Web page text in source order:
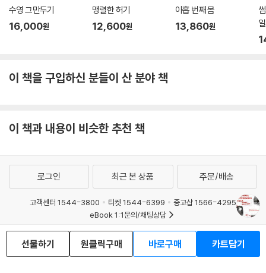
장한 숲길로 안내한다. “흐리거나 맑거나 걷기를 멈추지 않았다”라는 말은
트레킹에만 적용되는 잠언은 아닐 것이다. 게이트우드 할머니의 이야기가
한국까지 먼 길을 왔다. 부디 반겨 읽어주시기를.
허리가 부러져 마음까지 쪼그라든 내게 게이트우드 할머니가 찾아왔다. 예
는 작은 용기라고. 그녀가 건넨 담백한 위로에 기대어 웅크린 몸을 세워본
다. 첫발을 내딛는 순간, 길은 언제나 그랬듯 새 길을 열어줄 것이다.
수영 그만두기
16,000원
맹렬한 허기
12,600원
아홉 번째 몸
13,860원
이 책을 구입하신 분들이 산 분야 책
이 책과 내용이 비슷한 추천 책
선물하기 원클릭구매 바로구매 카트담기
로그인 최근 본 상품 주문/배송
고객센터 1544-3800 티켓 1544-6399
중고샵 1566-4295
eBook 1:1문의/채팅상담
예스이십사(주) 사업자 정보
이용약관
개인정보처리방침
청소년보호정책